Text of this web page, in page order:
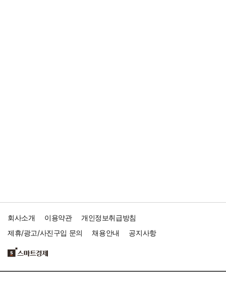
회사소개 이용약관
개인정보취급방침
제휴/광고/사진구입 문의
채용안내 공지사항